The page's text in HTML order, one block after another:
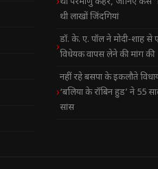
थी लाखों जिंदगियां
डॉ. के. ए. पॉल ने मोदी-शाह
विधेयक वापस लेने की मांग की
नहीं रहे बसपा के इकलौते
‘बलिया के रॉबिन हुड’ ने 55
सांस